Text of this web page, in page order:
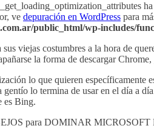
ve depuración en WordPress para
public_html/wp-includes/
viejas costumbres a la hora de
la forma de descargar
lo que quieren específicamente
lo termina de usar en el día a
es Bing.
para DOMINAR